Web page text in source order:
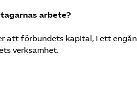
arbete?
att förbundets kapital, i ett
verksamhet.